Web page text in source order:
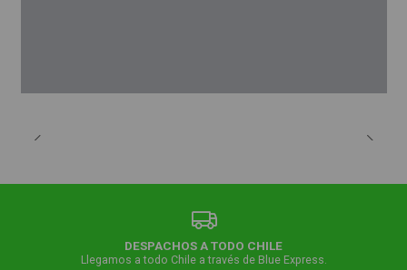
DESPACHOS A TODO CHILE
Llegamos a todo Chile a través de Blue Express.